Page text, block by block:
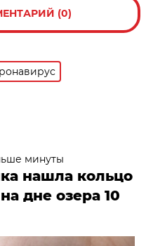
(0)
минуты
нашла кольцо
дне озера 10